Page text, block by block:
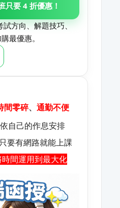
只要 4 折優惠！
方向、解題技巧、
最優惠。
間零碎、 通勤不便
自己的作息安排
要有網路就能上課
間運用到最大化